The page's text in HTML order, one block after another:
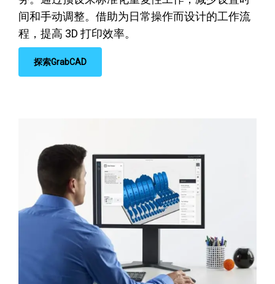
间和手动调整。借助为日常操作而设计的工作流
程，提高 3D 打印效率。
探索GrabCAD